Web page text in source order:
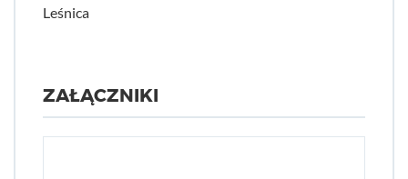
Leśnica
ZAŁĄCZNIKI